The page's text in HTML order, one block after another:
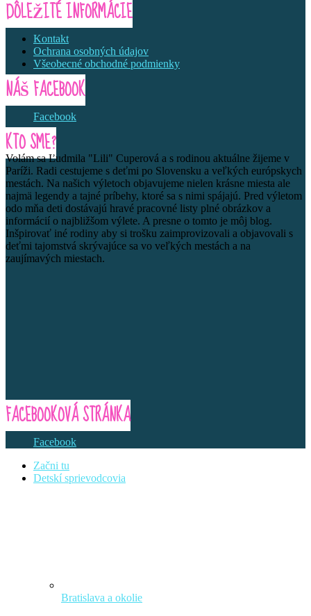
DÔLEŽITÉ INFORMÁCIE
Kontakt
Ochrana osobných údajov
Všeobecné obchodné podmienky
NÁŠ FACEBOOK
Facebook
KTO SME?
Volám sa Ľudmila "Lili" Cuperová a s rodinou aktuálne žijeme v
Paríži. Radi cestujeme s deťmi po Slovensku a veľkých európskych
mestách. Na našich výletoch objavujeme nielen krásne miesta ale
najmä legendy a tajné príbehy, ktoré sa s nimi spájajú. Pred výletom
odo mňa deti dostávajú hravé pracovné listy plné obrázkov a
informácií o najbližšom výlete. A presne o tomto je môj blog.
Inšpirovať iné rodiny aby si trošku zaimprovizovali a objavovali s
deťmi tajomstvá skrývajúce sa vo veľkých mestách a na
zaujímavých miestach.
FACEBOOKOVÁ STRÁNKA
Facebook
Začni tu
Detskí sprievodcovia
Bratislava a okolie